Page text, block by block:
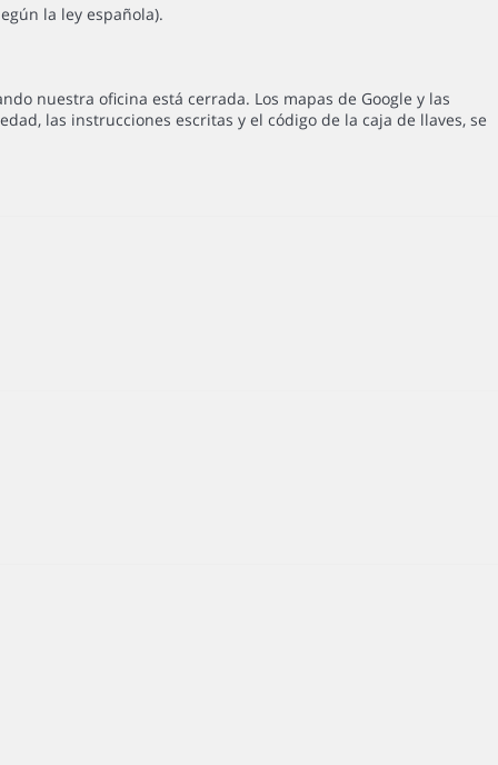
la ley española).
nuestra oficina está cerrada. Los mapas de Google y las
las instrucciones escritas y el código de la caja de llaves, se